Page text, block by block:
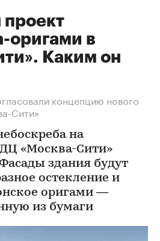
проект
оригами в
Каким он
концепцию нового
Cити»
на
«Москва-Сити»
здания будут
остекление и
оригами —
из бумаги